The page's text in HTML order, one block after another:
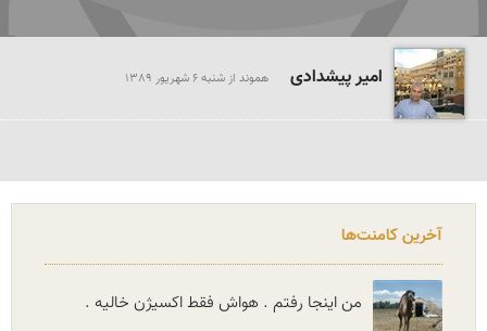
امیر پیشدادی هموند از شنبه 6 شهريور 1389
آخرین کامنت‌ها
من اینجا رفتم . هواش فقط اکسیژن خالیه .